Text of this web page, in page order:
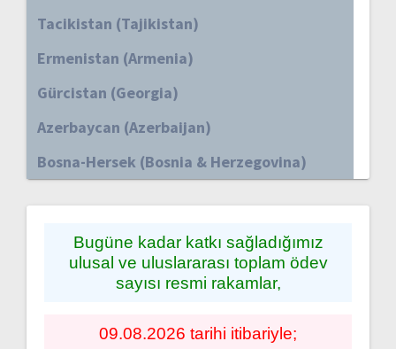
Tacikistan (Tajikistan)
Ermenistan (Armenia)
Gürcistan (Georgia)
Azerbaycan (Azerbaijan)
Bosna-Hersek (Bosnia & Herzegovina)
Bugüne kadar katkı sağladığımız
ulusal ve uluslararası toplam ödev
sayısı resmi rakamlar,
09.08.2026 tarihi itibariyle;